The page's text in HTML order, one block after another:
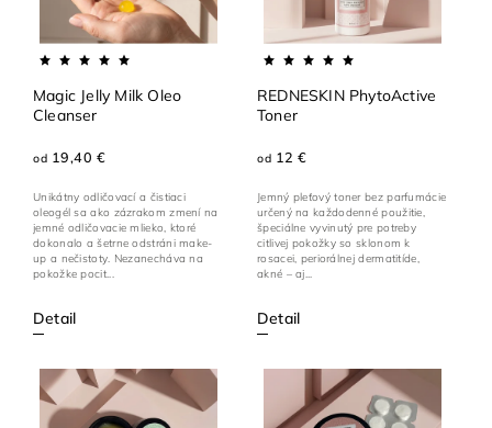
Magic Jelly Milk Oleo
Cleanser
od 19,40 €
Detail
Unikátny odličovací a čistiaci
oleogél sa ako zázrakom zmení na
jemné odličovacie mlieko, ktoré
dokonalo a šetrne odstráni make-
up a nečistoty. Nezanecháva na
pokožke pocit...
REDNESKIN PhytoActive
Toner
od 12 €
Detail
Jemný pleťový toner bez parfumácie
určený na každodenné použitie,
špeciálne vyvinutý pre potreby
citlivej pokožky so sklonom k
rosacei, periorálnej dermatitíde,
akné – aj...